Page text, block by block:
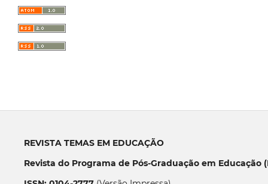
REVISTA TEMAS EM EDUCAÇÃO
Revista do Programa de Pós-Graduação em Educação